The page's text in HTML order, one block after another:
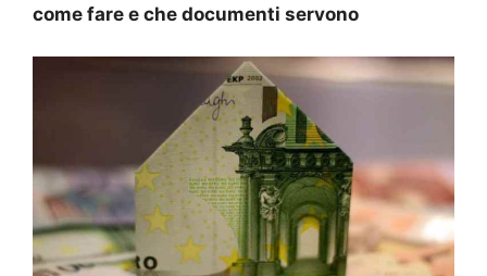
come fare e che documenti servono